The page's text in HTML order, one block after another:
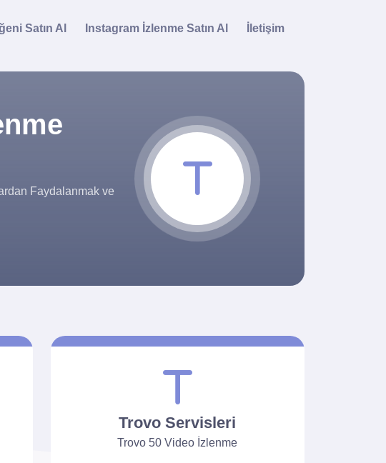
Satın Al Instagram İzlenme Satın Al İletişim
Faydalanmak ve
Trovo Servisleri
Trovo 50 Video İzlenme